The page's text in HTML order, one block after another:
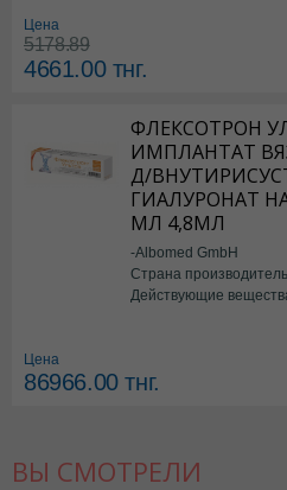
Цена
5178.89
4661.00тнг.
ФЛЕКСОТРОН
ИМПЛАНТАТ
Д/
ГИАЛУРОНАТ
МЛ 4,8МЛ
-Albomed GmbH
Страна
Действующие
Цена
86966.00тнг.
ВЫ СМОТРЕЛИ